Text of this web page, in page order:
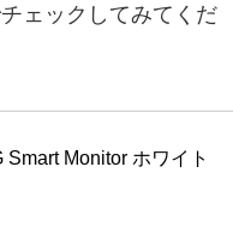
ェックしてみてくだ
Monitor ホワイト